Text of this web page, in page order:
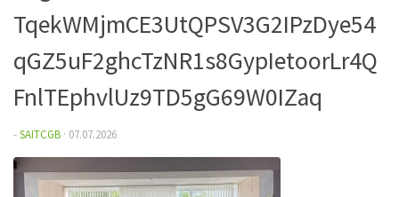
TqekWMjmCE3UtQPSV3G2IPzDye54
qGZ5uF2ghcTzNR1s8GypIetoorLr4Q
FnlTEphvlUz9TD5gG69W0IZaq
-SAITCGB · 07.07.2026